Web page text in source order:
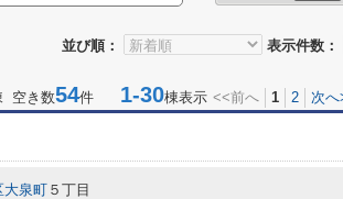
並び順： 表示件数：
空き数54件 1-30棟表示 <<前へ 1 2 次へ
大泉町 ５丁目